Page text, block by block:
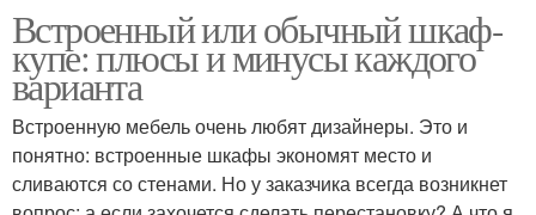
Встроенный или обычный шкаф-
купе: плюсы и минусы каждого
варианта
Встроенную мебель очень любят дизайнеры. Это и
понятно: встроенные шкафы экономят место и
сливаются со стенами. Но у заказчика всегда возникнет